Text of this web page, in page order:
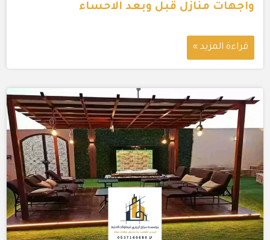
واجهات منازل قبل وبعد الاحساء
قراءة المزيد »